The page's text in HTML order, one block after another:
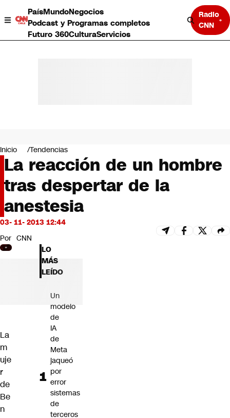
PaísMundoNegocios
Podcast y Programas completos
Futuro 360CulturaServicios
Radio
CNN
Negocios
Deportes
Programas completos
Cultura
Servicios
Bits
CNN tiempo
Futuro 360
Opinión
Inicio Tendencias
La reacción de un hombre
tras despertar de la
anestesia
03- 11- 2013 12:44
Por CNN
La
m
uje
r
de
Be
n
LO
MÁS
LEÍDO
Un
modelo
de
IA
de
Meta
jaqueó
por
error
sistemas
de
terceros